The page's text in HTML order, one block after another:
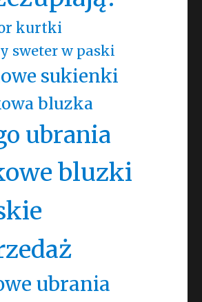
kurtki
sweter w paski
sukienki
bluzka
ubrania
bluzki
ubrania